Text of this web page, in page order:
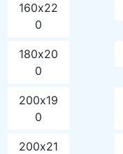
160х22
0
180х20
0
200х19
0
200х21